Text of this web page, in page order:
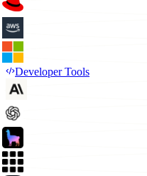
Developer Tools